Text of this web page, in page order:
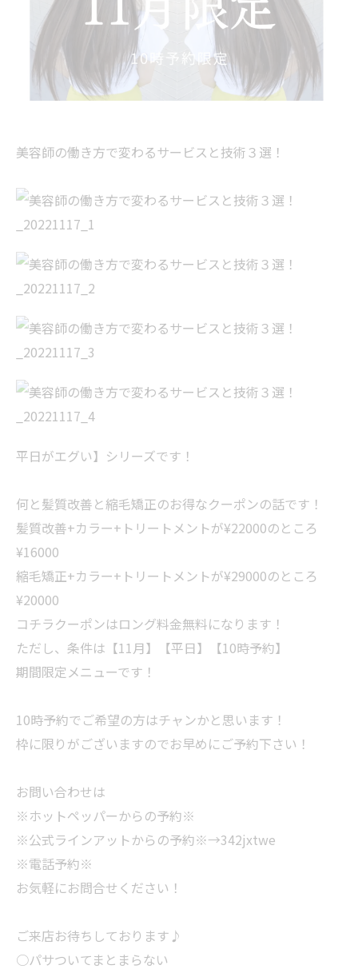
美容師の働き方で変わるサービスと技術３選！
平日がエグい】シリーズです！
何と髪質改善と縮毛矯正のお得なクーポンの話です！
髪質改善+カラー+トリートメントが¥22000のところ
¥16000
縮毛矯正+カラー+トリートメントが¥29000のところ
¥20000
コチラクーポンはロング料金無料になります！
ただし、条件は【11月】【平日】【10時予約】
期間限定メニューです！
10時予約でご希望の方はチャンかと思います！
枠に限りがございますのでお早めにご予約下さい！
お問い合わせは
※ホットペッパーからの予約※
※公式ラインアットからの予約※→342jxtwe
※電話予約※
お気軽にお問合せください！
ご来店お待ちしております♪
○パサついてまとまらない